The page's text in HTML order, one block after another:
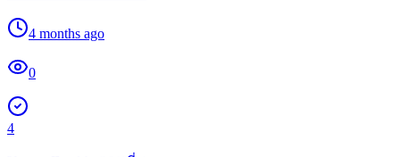
4 months ago
0
4